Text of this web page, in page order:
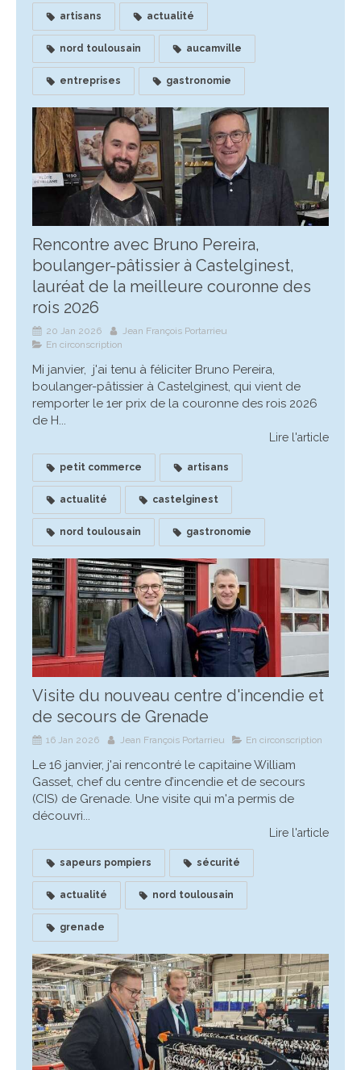
artisans actualité
nord toulousain aucamville
entreprises gastronomie
Rencontre avec Bruno Pereira,
boulanger-pâtissier à Castelginest,
lauréat de la meilleure couronne des
rois 2026
20 Jan 2026
Jean François Portarrieu
En circonscription
Mi janvier, j'ai tenu à féliciter Bruno Pereira,
boulanger-pâtissier à Castelginest, qui vient de
remporter le 1er prix de la couronne des rois 2026
de H...
Lire l'article
petit commerce artisans
actualité castelginest
nord toulousain gastronomie
Visite du nouveau centre d'incendie et
de secours de Grenade
16 Jan 2026 Jean François Portarrieu En circonscription
Le 16 janvier, j'ai rencontré le capitaine William
Gasset, chef du centre d’incendie et de secours
(CIS) de Grenade. Une visite qui m'a permis de
découvri...
Lire l'article
sapeurs pompiers sécurité
actualité nord toulousain
grenade